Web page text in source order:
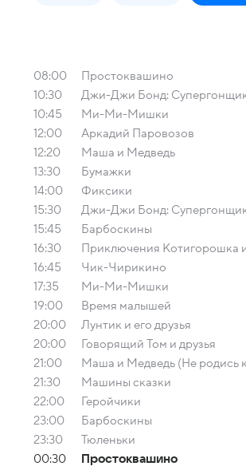
08:00
Простоквашино
10:30
Джи-Джи Бонд:
10:45
Ми-Ми-Мишки
12:00
Аркадий Паровозов
12:20
Маша и Медведь
13:30
Бумажки
14:00
Фиксики
15:30
Джи-Джи Бонд:
15:45
Барбоскины
16:30
Приключения Котигорошка и
16:45
Чик-Чирикино
17:35
Ми-Ми-Мишки
19:00
Время малышей
20:00
Лунтик и его друзья
20:00
Говорящий Том и друзья
21:00
Маша и Медведь (Не родись
21:30
Машины сказки
22:00
Геройчики
23:00
Барбоскины
23:30
Тюленьки
00:30
Простоквашино